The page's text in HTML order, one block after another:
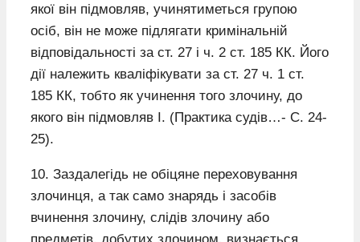
якої він підмовляв, учинятиметься групою
осіб, він не може підлягати кримінальній
відповідальності за ст. 27 і ч. 2 ст. 185 КК. Його
дії належить кваліфікувати за ст. 27 ч. 1 ст.
185 КК, тобто як учинення того злочину, до
якого він підмовляв І. (Практика судів…- С. 24-
25).
10. Заздалегідь не обіцяне переховування
злочинця, а так само знарядь і засобів
вчинення злочину, слідів злочину або